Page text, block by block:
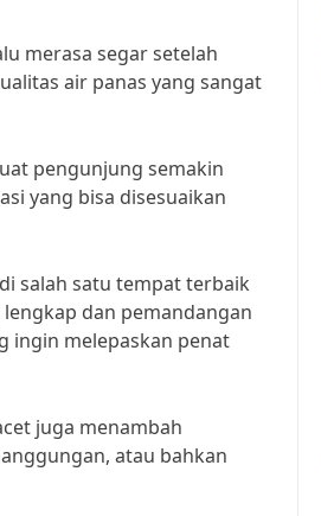
merasa segar setelah
air panas yang sangat
pengunjung semakin
yang bisa disesuaikan
salah satu tempat terbaik
dan pemandangan
ingin melepaskan penat
juga menambah
atau bahkan